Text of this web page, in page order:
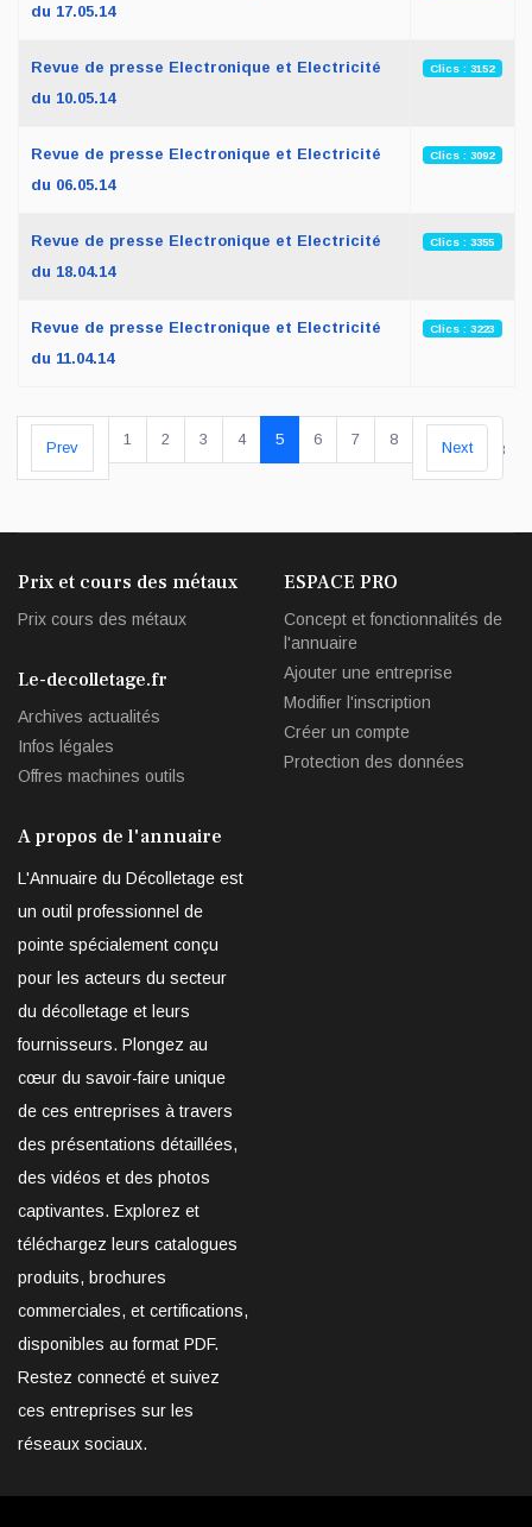
du 17.05.14
Revue de presse Electronique et Electricité
du 10.05.14
Clics : 3152
Revue de presse Electronique et Electricité
du 06.05.14
Clics : 3092
Revue de presse Electronique et Electricité
du 18.04.14
Clics : 3355
Revue de presse Electronique et Electricité
du 11.04.14
Clics : 3223
Page 5 sur 8
Prev 1 2 3 4 5 6 7 8 Next
Prix et cours des métaux
Prix cours des métaux
Le-decolletage.fr
Archives actualités
Infos légales
Offres machines outils
ESPACE PRO
Concept et fonctionnalités de
l'annuaire
Ajouter une entreprise
Modifier l'inscription
Créer un compte
Protection des données
A propos de l'annuaire
L'Annuaire du Décolletage est
un outil professionnel de
pointe spécialement conçu
pour les acteurs du secteur
du décolletage et leurs
fournisseurs. Plongez au
cœur du savoir-faire unique
de ces entreprises à travers
des présentations détaillées,
des vidéos et des photos
captivantes. Explorez et
téléchargez leurs catalogues
produits, brochures
commerciales, et certifications,
disponibles au format PDF.
Restez connecté et suivez
ces entreprises sur les
réseaux sociaux.